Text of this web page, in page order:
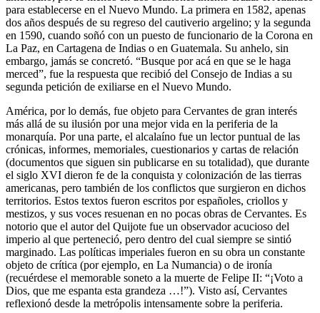
para establecerse en el Nuevo Mundo. La primera en 1582, apenas
dos años después de su regreso del cautiverio argelino; y la segunda
en 1590, cuando soñó con un puesto de funcionario de la Corona en
La Paz, en Cartagena de Indias o en Guatemala. Su anhelo, sin
embargo, jamás se concretó. “Busque por acá en que se le haga
merced”, fue la respuesta que recibió del Consejo de Indias a su
segunda petición de exiliarse en el Nuevo Mundo.
América, por lo demás, fue objeto para Cervantes de gran interés
más allá de su ilusión por una mejor vida en la periferia de la
monarquía. Por una parte, el alcalaíno fue un lector puntual de las
crónicas, informes, memoriales, cuestionarios y cartas de relación
(documentos que siguen sin publicarse en su totalidad), que durante
el siglo XVI dieron fe de la conquista y colonización de las tierras
americanas, pero también de los conflictos que surgieron en dichos
territorios. Estos textos fueron escritos por españoles, criollos y
mestizos, y sus voces resuenan en no pocas obras de Cervantes. Es
notorio que el autor del Quijote fue un observador acucioso del
imperio al que perteneció, pero dentro del cual siempre se sintió
marginado. Las políticas imperiales fueron en su obra un constante
objeto de crítica (por ejemplo, en La Numancia) o de ironía
(recuérdese el memorable soneto a la muerte de Felipe II: “¡Voto a
Dios, que me espanta esta grandeza …!”). Visto así, Cervantes
reflexionó desde la metrópolis intensamente sobre la periferia.